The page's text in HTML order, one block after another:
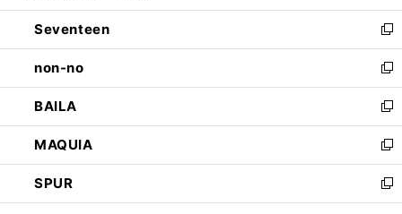
開
く
ウ
で
開
く
ン
ド
ウ
で
開
く
Seventeen
新
し
い
ウ
ィ
ン
ド
ウ
で
開
non-no
新
し
い
ウ
ィ
ン
ド
ウ
BAILA
新
し
い
ウ
ィ
ン
MAQUIA
新
し
い
ウ
SPUR
新
し